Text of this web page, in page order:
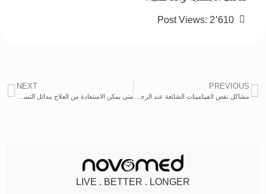
Post Views: 2٬610
PREVIOUS
NEXT
LIVE . BETTER . LONGER